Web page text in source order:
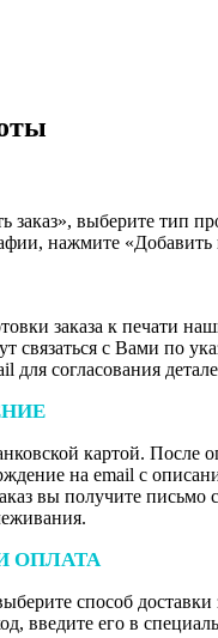
заказ», выберите тип
нажмите «Добавить
заказа к печати
связаться с Вами по
для согласования
картой. После
на email с
вы получите письмо
ОПЛАТА
способ доставки
введите его в